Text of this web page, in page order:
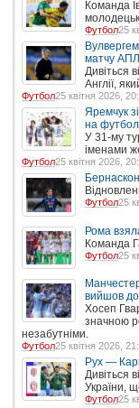
Команда
Футбол25
матчу АПЛ
Дивіться
Англії,
Футбол25 квітня 2026,
Яремчук
на
У 31-му
іменами
Футбол25 квітня 2026,
Футбол25
Рома
Команда
Футбол25
вийшов до
Хосеп
значною
незабутніми.
Футбол25 квітня 2026,
Рух —
Дивіться
України,
Футбол25